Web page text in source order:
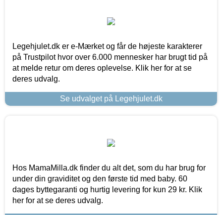
Legehjulet.dk er e-Mærket og får de højeste karakterer
på Trustpilot hvor over 6.000 mennesker har brugt tid på
at melde retur om deres oplevelse. Klik her for at se
deres udvalg.
Se udvalget på Legehjulet.dk
Hos MamaMilla.dk finder du alt det, som du har brug for
under din graviditet og den første tid med baby. 60
dages byttegaranti og hurtig levering for kun 29 kr. Klik
her for at se deres udvalg.